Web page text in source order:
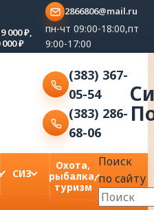
СИЗ
Охота,
рыбалка,
туризм
Поиск
по сайту
000 ₽,
₽
2866806@mail.ru
пн-чт 09:00-18:00,пт
9:00-17:00
(383) 367-
05-54
(383) 286-
68-06